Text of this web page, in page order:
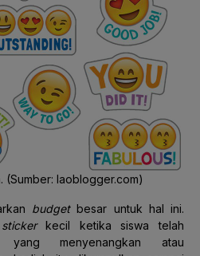
(Sumber: laoblogger.com)
budgetbesar untuk hal ini.
stickerkecil ketika siswa telah
menyenangkan atau